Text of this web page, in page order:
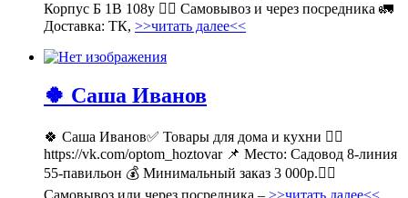
Корпус Б 1В 108у 🚶‍♂ Самовывоз и через посредника 🚛
Доставка: ТК, >>читать далее<<
🍀 Саша Иванов
🍀 Саша Иванов✅ Товары для дома и кухни 👉🏻
https://vk.com/optom_hoztovar 📌 Место: Садовод 8-линия
55-павильон 💰 Минимальный заказ 3 000р.🚶‍♀